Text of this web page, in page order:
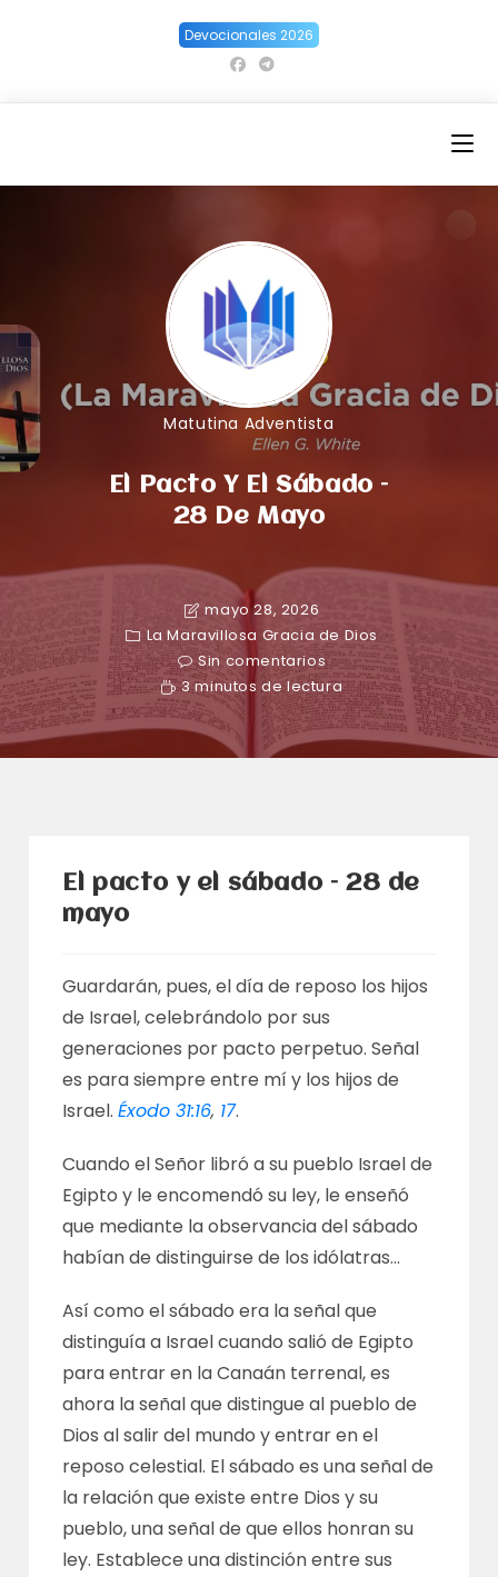
Devocionales 2026
Matutina Adventista
El Pacto Y El Sábado –
28 De Mayo
mayo 28, 2026
La Maravillosa Gracia de Dios
Sin comentarios
3 minutos de lectura
El pacto y el sábado – 28 de
mayo
Guardarán, pues, el día de reposo los hijos
de Israel, celebrándolo por sus
generaciones por pacto perpetuo. Señal
es para siempre entre mí y los hijos de
Israel.Éxodo 31:16, 17.
Cuando el Señor libró a su pueblo Israel de
Egipto y le encomendó su ley, le enseñó
que mediante la observancia del sábado
habían de distinguirse de los idólatras…
Así como el sábado era la señal que
distinguía a Israel cuando salió de Egipto
para entrar en la Canaán terrenal, es
ahora la señal que distingue al pueblo de
Dios al salir del mundo y entrar en el
reposo celestial. El sábado es una señal de
la relación que existe entre Dios y su
pueblo, una señal de que ellos honran su
ley. Establece una distinción entre sus